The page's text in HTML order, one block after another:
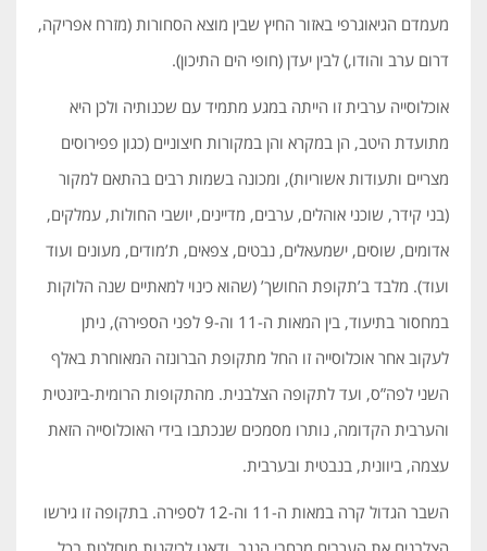
מעמדם הגיאוגרפי באזור החיץ שבין מוצא הסחורות (מזרח אפריקה,
דרום ערב והודו,) לבין יעדן (חופי הים התיכון).
אוכלוסייה ערבית זו הייתה במגע מתמיד עם שכנותיה ולכן היא
מתועדת היטב, הן במקרא והן במקורות חיצוניים (כגון פפירוסים
מצריים ותעודות אשוריות), ומכונה בשמות רבים בהתאם למקור
(בני קידר, שוכני אוהלים, ערבים, מדיינים, יושבי החולות, עמלקים,
אדומים, שוסים, ישמעאלים, נבטים, צפאים, ת’מודים, מעונים ועוד
ועוד). מלבד ב’תקופת החושך’ (שהוא כינוי למאתיים שנה הלוקות
במחסור בתיעוד, בין המאות ה-11 וה-9 לפני הספירה), ניתן
לעקוב אחר אוכלוסייה זו החל מתקופת הברונזה המאוחרת באלף
השני לפה”ס, ועד לתקופה הצלבנית. מהתקופות הרומית-ביזנטית
והערבית הקדומה, נותרו מסמכים שנכתבו בידי האוכלוסייה הזאת
עצמה, ביוונית, בנבטית ובערבית.
השבר הגדול קרה במאות ה-11 וה-12 לספירה. בתקופה זו גירשו